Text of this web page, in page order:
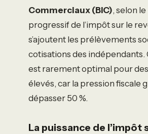
Commerciaux (BIC), selon
progressif de l’impôt sur le
s’ajoutent les prélèvements
cotisations des indépendants.
est rarement optimal pour
élevés, car la pression fiscale
dépasser 50 %.
La puissance de l’impôt